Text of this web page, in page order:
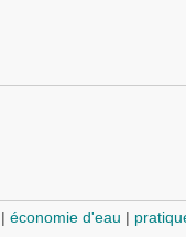
économie d'eau